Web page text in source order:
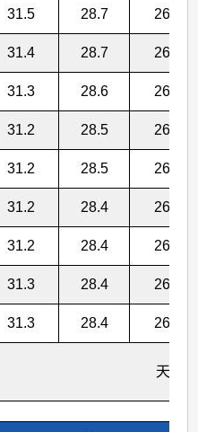
31.5 28.7 26.5
31.4 28.7 26.5
31.3 28.6 26.5
31.2 28.5 26.4
31.2 28.5 26.3
31.2 28.4 26.2
31.2 28.4 26.2
31.3 28.4 26.2
31.3 28.4 26.2
天 文